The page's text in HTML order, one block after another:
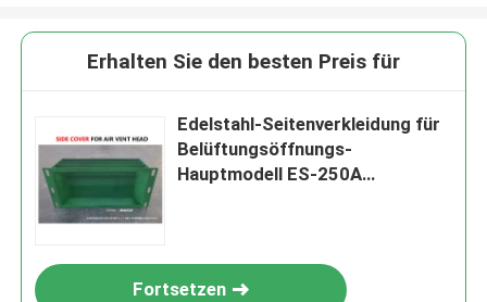
Erhalten Sie den besten Preis für
Edelstahl-Seitenverkleidung für
Belüftungsöffnungs-
Hauptmodell ES-250A
Fortsetzen